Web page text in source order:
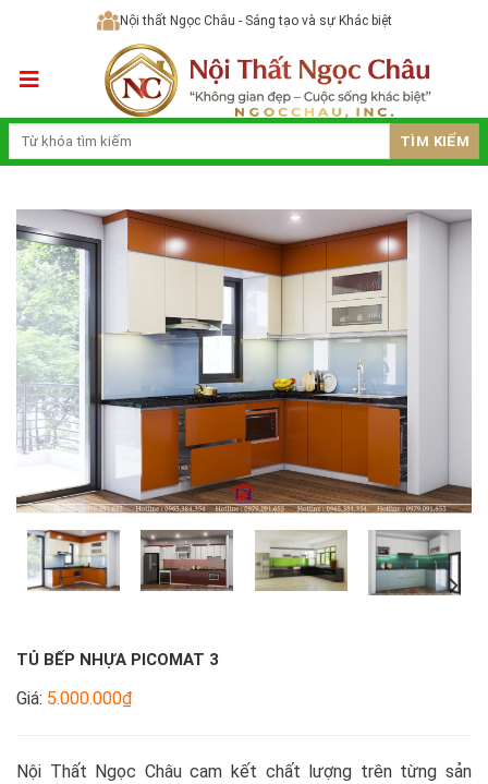
content
Nội thất Ngọc Châu - Sáng tạo và sự Khác biệt
TÌM KIẾM
TỦ BẾP NHỰA PICOMAT 3
Giá: 5.000.000₫
Nội Thất Ngọc Châu cam kết chất lượng trên từng sản